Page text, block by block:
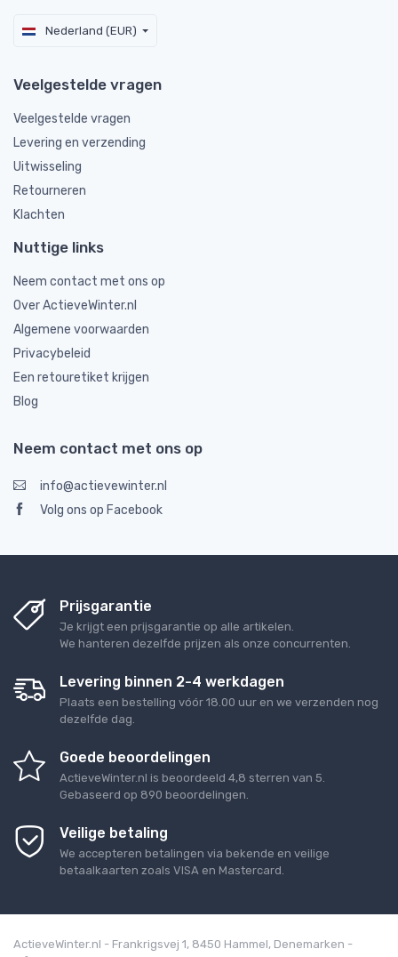
Nederland (EUR)
Veelgestelde vragen
Veelgestelde vragen
Levering en verzending
Uitwisseling
Retourneren
Klachten
Nuttige links
Neem contact met ons op
Over ActieveWinter.nl
Algemene voorwaarden
Privacybeleid
Een retouretiket krijgen
Blog
Neem contact met ons op
info@actievewinter.nl
Volg ons op Facebook
Prijsgarantie
Je krijgt een prijsgarantie op alle artikelen.
We hanteren dezelfde prijzen als onze concurrenten.
Levering binnen 2-4 werkdagen
Plaats een bestelling vóór 18.00 uur en we verzenden nog
dezelfde dag.
Goede beoordelingen
ActieveWinter.nl is beoordeeld 4,8 sterren van 5
Gebaseerd op 890 beoordelingen.
Veilige betaling
We accepteren betalingen via bekende en veilige
betaalkaarten zoals VISA en Mastercard.
ActieveWinter.nl - Frankrigsvej 1, 8450 Hammel, Denemarken -